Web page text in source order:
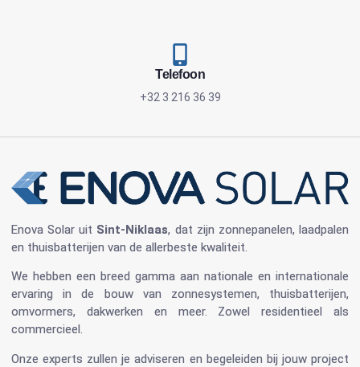
Telefoon
+32 3 216 36 39
Enova Solar uit Sint-Niklaas, dat zijn zonnepanelen, laadpalen
en thuisbatterijen van de allerbeste kwaliteit.
We hebben een breed gamma aan nationale en internationale
ervaring in de bouw van zonnesystemen, thuisbatterijen,
omvormers, dakwerken en meer. Zowel residentieel als
commercieel.
Onze experts zullen je adviseren en begeleiden bij jouw project